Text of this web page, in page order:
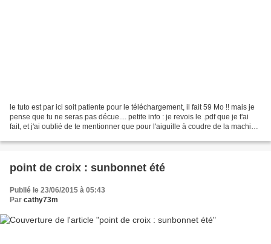
le tuto est par ici soit patiente pour le téléchargement, il fait 59 Mo !! mais je
pense que tu ne seras pas décue.... petite info : je revois le .pdf que je t'ai
fait, et j'ai oublié de te mentionner que pour l'aiguille à coudre de la machine,
point de croix : sunbonnet été
Publié le 23/06/2015 à 05:43
Par cathy73m